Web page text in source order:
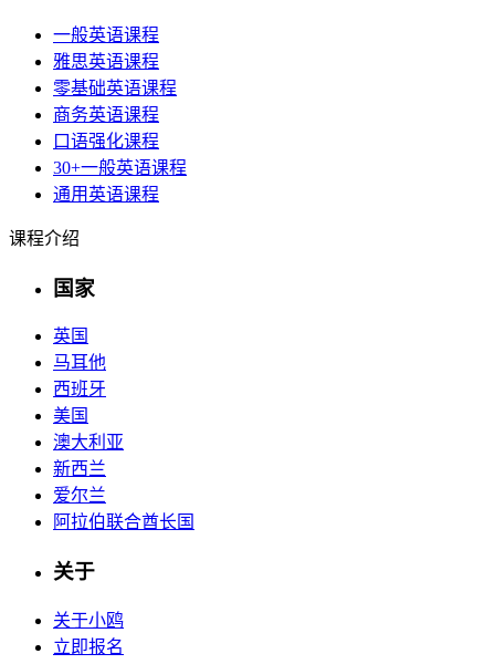
一般英语课程
雅思英语课程
零基础英语课程
商务英语课程
口语强化课程
30+一般英语课程
通用英语课程
课程介绍
国家
英国
马耳他
西班牙
美国
澳大利亚
新西兰
爱尔兰
阿拉伯联合酋长国
关于
关于小鸥
立即报名